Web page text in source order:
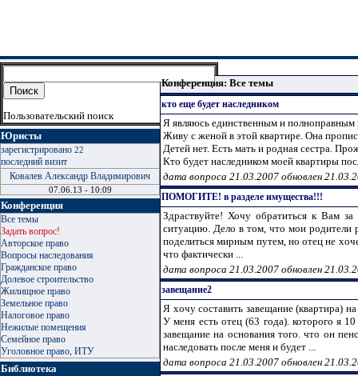
Пользовательский поиск
Юристы
зарегистрировано 22
последний визит
Ковалев Александр Владимирович
07.06.13 - 10:09
Конференция
Все темы
Задать вопрос!
Авторское право
Вопросы наследования
Гражданское право
Долевое строительство
Жилищное право
Земельное право
Налоговое право
Нежилые помещения
Семейное право
Уголовное право, ИТУ
Библиотека
Конференция: Все темы
кто еще будет наследником
Я являюсь единственным и полноправным
Живу с женой в этой квартире. Она
Детей нет. Есть мать и родная сестра.
Кто будет наследником моей квартиры
дата вопроса 21.03.2007 обновлен
ПОМОГИТЕ! в разделе имущества!!!
Здраствуйте! Хочу обратиться к Вам
ситуацию. Дело в том, что мои родители
поделиться мирным путем, но отец не
что фактически ...
дата вопроса 21.03.2007 обновлен
завещание2
Я хочу составить завещание (квартира)
У меня есть отец (63 года). которого я
завещание на основания того. что он
наследовать после меня и будет ...
дата вопроса 21.03.2007 обновлен